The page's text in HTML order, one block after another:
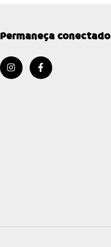
Permaneça conectado